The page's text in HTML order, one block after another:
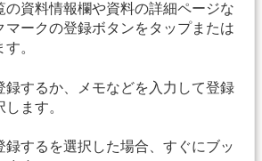
の資料情報欄や資料の詳細ページな
マークの登録ボタンをタップまたは
。
録するか、メモなどを入力して登録
ます。
録するを選択した場合、すぐにブッ